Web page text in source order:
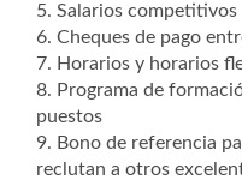
5. Salarios
6. Cheques de pago
7. Horarios y horarios
8. Programa de
puestos
9. Bono de referencia
reclutan a otros